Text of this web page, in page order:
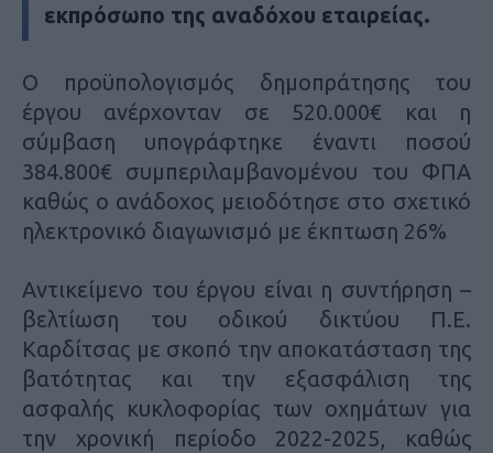
εκπρόσωπο της αναδόχου εταιρείας.
Ο προϋπολογισμός δημοπράτησης του
έργου ανέρχονταν σε 520.000€ και η
σύμβαση υπογράφτηκε έναντι ποσού
384.800€ συμπεριλαμβανομένου του ΦΠΑ
καθώς ο ανάδοχος μειοδότησε στο σχετικό
ηλεκτρονικό διαγωνισμό με έκπτωση 26%
Αντικείμενο του έργου είναι η συντήρηση –
βελτίωση του οδικού δικτύου Π.Ε.
Καρδίτσας με σκοπό την αποκατάσταση της
βατότητας και την εξασφάλιση της
ασφαλής κυκλοφορίας των οχημάτων για
την χρονική περίοδο 2022-2025, καθώς